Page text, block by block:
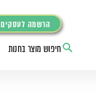
הרשמה לעסקים